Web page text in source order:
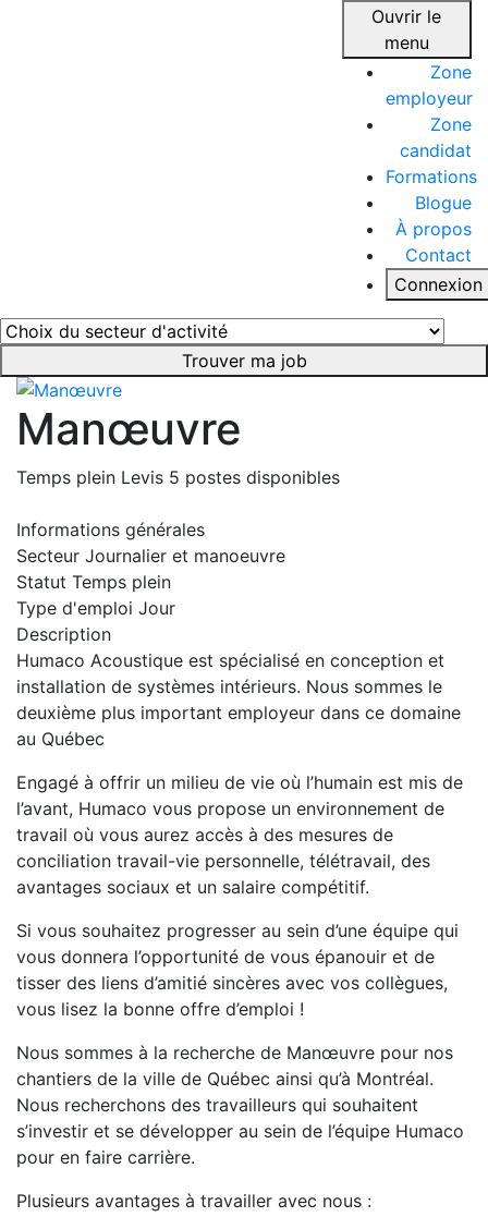
Ouvrir le
menu
Zone
employeur
Zone
candidat
Formations
Blogue
À propos
Contact
Connexion
Trouver ma job
Manœuvre
Temps plein Levis 5 postes disponibles
Informations générales
Secteur Journalier et manoeuvre
Statut Temps plein
Type d'emploi Jour
Description
Humaco Acoustique est spécialisé en conception et
installation de systèmes intérieurs. Nous sommes le
deuxième plus important employeur dans ce domaine
au Québec
Engagé à offrir un milieu de vie où l’humain est mis de
l’avant, Humaco vous propose un environnement de
travail où vous aurez accès à des mesures de
conciliation travail-vie personnelle, télétravail, des
avantages sociaux et un salaire compétitif.
Si vous souhaitez progresser au sein d’une équipe qui
vous donnera l’opportunité de vous épanouir et de
tisser des liens d’amitié sincères avec vos collègues,
vous lisez la bonne offre d’emploi !
Nous sommes à la recherche de Manœuvre pour nos
chantiers de la ville de Québec ainsi qu’à Montréal.
Nous recherchons des travailleurs qui souhaitent
s’investir et se développer au sein de l’équipe Humaco
pour en faire carrière.
Plusieurs avantages à travailler avec nous :